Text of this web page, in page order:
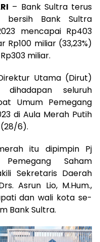
– Bank Sultra terus
bersih Bank Sultra
mencapai Rp403
miliar (33,23%)
miliar.
Utama (Dirut)
seluruh
Umum Pemegang
di Aula Merah Putih
6).
itu dipimpin Pj
Saham
Sekretaris Daerah
Asrun Lio, M.Hum.,
dan wali kota se-
Bank Sultra.